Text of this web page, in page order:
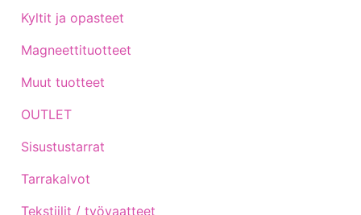
Kyltit ja opasteet
Magneettituotteet
Muut tuotteet
OUTLET
Sisustustarrat
Tarrakalvot
Tekstiilit / työvaatteet